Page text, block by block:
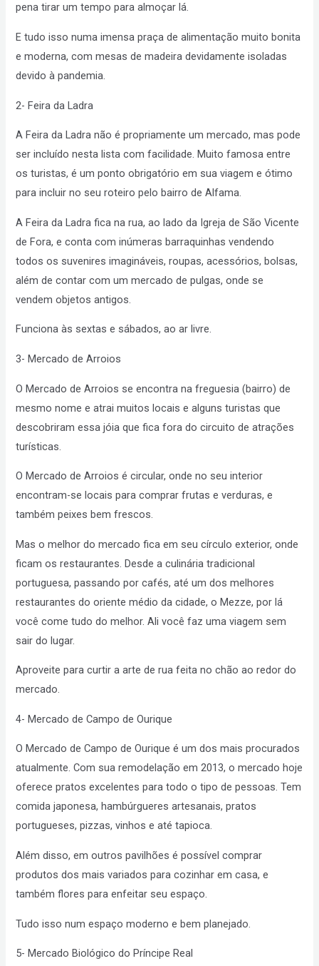
pena tirar um tempo para almoçar lá.
E tudo isso numa imensa praça de alimentação muito bonita
e moderna, com mesas de madeira devidamente isoladas
devido à pandemia.
2- Feira da Ladra
A Feira da Ladra não é propriamente um mercado, mas pode
ser incluído nesta lista com facilidade. Muito famosa entre
os turistas, é um ponto obrigatório em sua viagem e ótimo
para incluir no seu roteiro pelo bairro de Alfama.
A Feira da Ladra fica na rua, ao lado da Igreja de São Vicente
de Fora, e conta com inúmeras barraquinhas vendendo
todos os suvenires imagináveis, roupas, acessórios, bolsas,
além de contar com um mercado de pulgas, onde se
vendem objetos antigos.
Funciona às sextas e sábados, ao ar livre.
3- Mercado de Arroios
O Mercado de Arroios se encontra na freguesia (bairro) de
mesmo nome e atrai muitos locais e alguns turistas que
descobriram essa jóia que fica fora do circuito de atrações
turísticas.
O Mercado de Arroios é circular, onde no seu interior
encontram-se locais para comprar frutas e verduras, e
também peixes bem frescos.
Mas o melhor do mercado fica em seu círculo exterior, onde
ficam os restaurantes. Desde a culinária tradicional
portuguesa, passando por cafés, até um dos melhores
restaurantes do oriente médio da cidade, o Mezze, por lá
você come tudo do melhor. Ali você faz uma viagem sem
sair do lugar.
Aproveite para curtir a arte de rua feita no chão ao redor do
mercado.
4- Mercado de Campo de Ourique
O Mercado de Campo de Ourique é um dos mais procurados
atualmente. Com sua remodelação em 2013, o mercado hoje
oferece pratos excelentes para todo o tipo de pessoas. Tem
comida japonesa, hambúrgueres artesanais, pratos
portugueses, pizzas, vinhos e até tapioca.
Além disso, em outros pavilhões é possível comprar
produtos dos mais variados para cozinhar em casa, e
também flores para enfeitar seu espaço.
Tudo isso num espaço moderno e bem planejado.
5- Mercado Biológico do Príncipe Real